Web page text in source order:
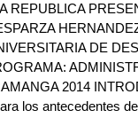
REPUBLICA
DE
2014
los antecedentes